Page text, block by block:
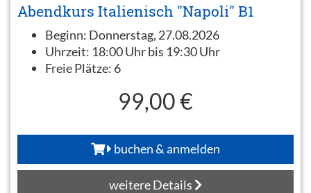
Abendkurs Italienisch "Napoli" B1
Beginn: Donnerstag, 27.08.2026
Uhrzeit: 18:00 Uhr bis 19:30 Uhr
Freie Plätze: 6
99,00 €
buchen & anmelden
weitere Details